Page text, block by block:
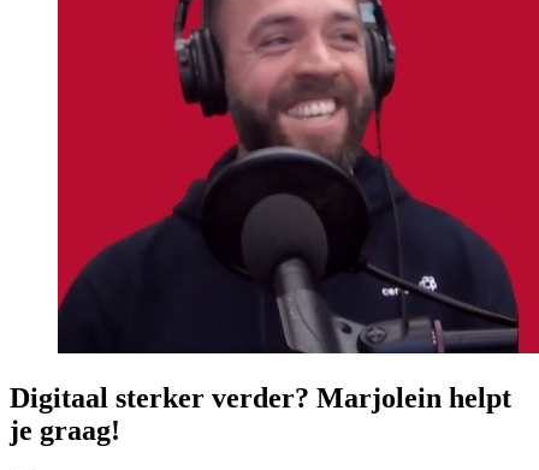
Digitaal sterker verder? Marjolein helpt
je graag!